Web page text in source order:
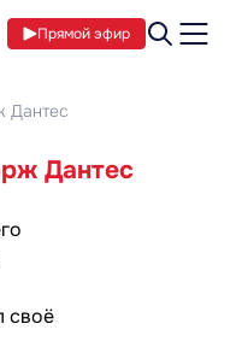
Прямой эфир
Дантес
Дантес